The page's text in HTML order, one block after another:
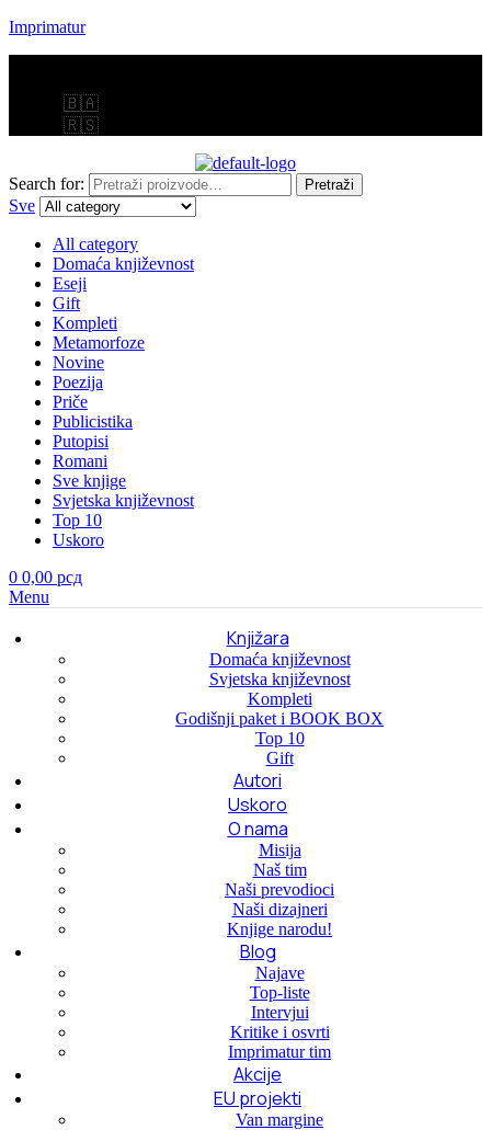
Imprimatur
🇧🇦
🇷🇸
Search for: Pretraži
Sve
All category
Domaća književnost
Eseji
Gift
Kompleti
Metamorfoze
Novine
Poezija
Priče
Publicistika
Putopisi
Romani
Sve knjige
Svjetska književnost
Top 10
Uskoro
0 0,00 рсд
Menu
Knjižara
Domaća književnost
Svjetska književnost
Kompleti
Godišnji paket i BOOK BOX
Top 10
Gift
Autori
Uskoro
O nama
Misija
Naš tim
Naši prevodioci
Naši dizajneri
Knjige narodu!
Blog
Najave
Top-liste
Intervjui
Kritike i osvrti
Imprimatur tim
Akcije
EU projekti
Van margine